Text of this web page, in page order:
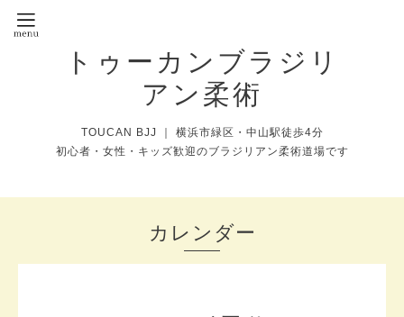
トゥーカンブラジリ
アン柔術
TOUCAN BJJ ｜ 横浜市緑区・中山駅徒歩4分
初心者・女性・キッズ歓迎のブラジリアン柔術道場です
カレンダー